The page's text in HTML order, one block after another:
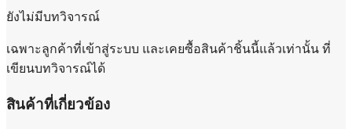
ยังไม่มีบทวิจารณ์
เฉพาะลูกค้าที่เข้าสู่ระบบ และเคยซื้อสินค้าชิ้นนี้แล้วเท่านั้น ที่
เขียนบทวิจารณ์ได้
สินค้าที่เกี่ยวข้อง